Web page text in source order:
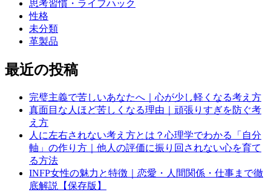
思考習慣・ライフハック
性格
未分類
革製品
最近の投稿
完璧主義で苦しいあなたへ｜心が少し軽くなる考え方
真面目な人ほど苦しくなる理由｜頑張りすぎを防ぐ考
え方
人に左右されない考え方とは？心理学でわかる「自分
軸」の作り方｜他人の評価に振り回されない心を育て
る方法
INFP女性の魅力と特徴｜恋愛・人間関係・仕事まで徹
底解説【保存版】